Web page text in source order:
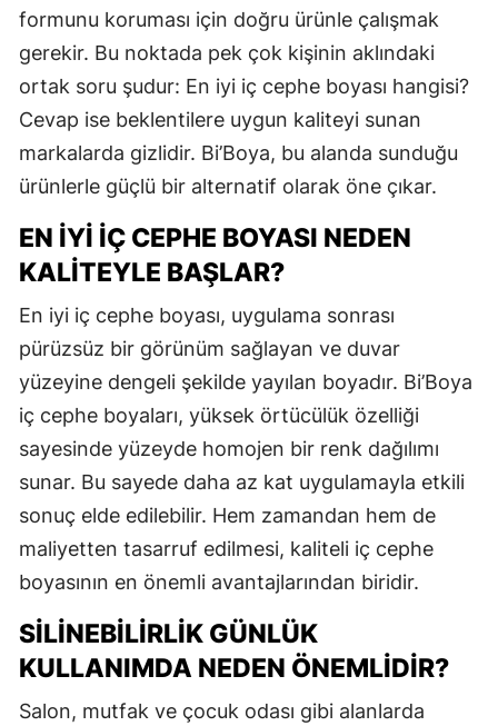
formunu koruması için doğru ürünle çalışmak
gerekir. Bu noktada pek çok kişinin aklındaki
ortak soru şudur: En iyi iç cephe boyası hangisi?
Cevap ise beklentilere uygun kaliteyi sunan
markalarda gizlidir. Bi’Boya, bu alanda sunduğu
ürünlerle güçlü bir alternatif olarak öne çıkar.
EN İYI İÇ CEPHE BOYASI NEDEN
KALITEYLE BAŞLAR?
En iyi iç cephe boyası, uygulama sonrası
pürüzsüz bir görünüm sağlayan ve duvar
yüzeyine dengeli şekilde yayılan boyadır. Bi’Boya
iç cephe boyaları, yüksek örtücülük özelliği
sayesinde yüzeyde homojen bir renk dağılımı
sunar. Bu sayede daha az kat uygulamayla etkili
sonuç elde edilebilir. Hem zamandan hem de
maliyetten tasarruf edilmesi, kaliteli iç cephe
boyasının en önemli avantajlarından biridir.
SILINEBILIRLIK GÜNLÜK
KULLANIMDA NEDEN ÖNEMLIDIR?
Salon, mutfak ve çocuk odası gibi alanlarda